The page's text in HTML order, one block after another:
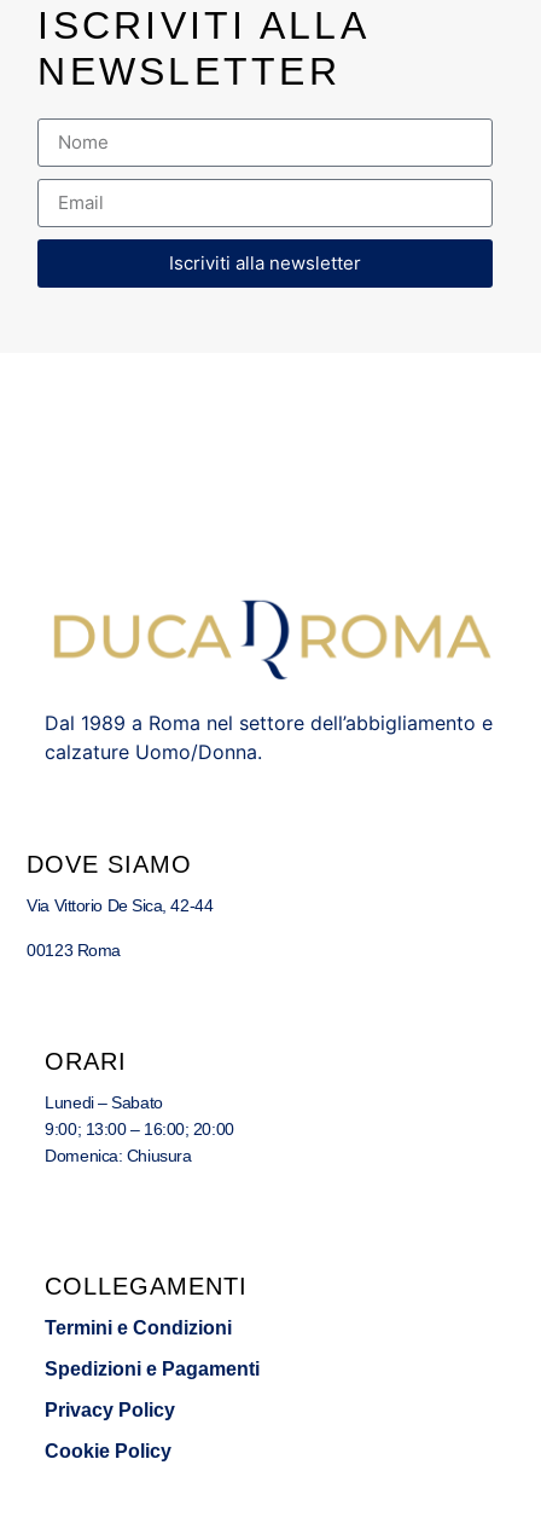
ISCRIVITI ALLA
NEWSLETTER
Iscriviti alla newsletter
Dal 1989 a Roma nel settore dell’abbigliamento e
calzature Uomo/Donna.
DOVE SIAMO
Via Vittorio De Sica, 42-44
00123 Roma
ORARI
Lunedi – Sabato
9:00; 13:00 – 16:00; 20:00
Domenica: Chiusura
COLLEGAMENTI
Termini e Condizioni
Spedizioni e Pagamenti
Privacy Policy
Cookie Policy